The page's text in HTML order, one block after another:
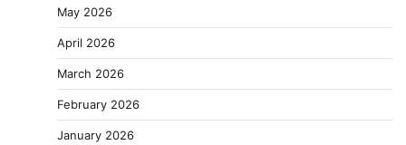
May 2026
April 2026
March 2026
February 2026
January 2026